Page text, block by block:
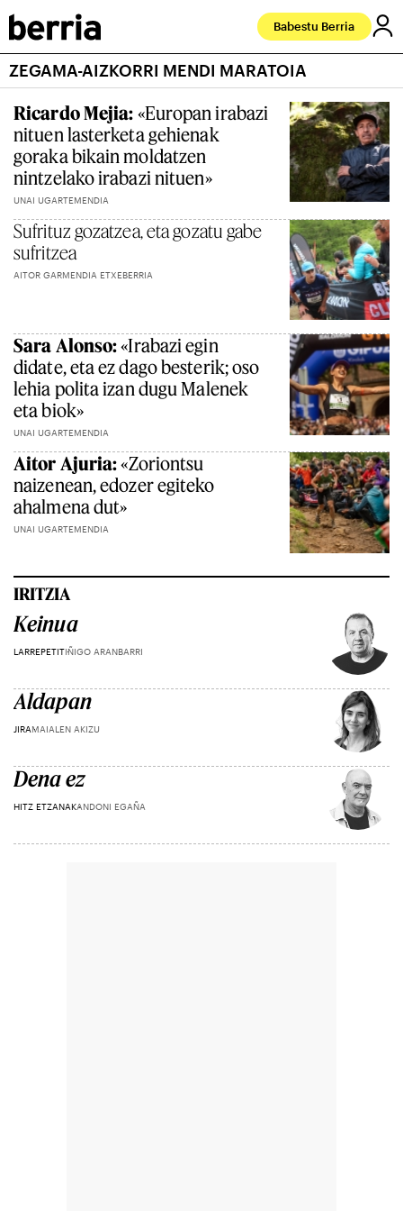
Babestu Berria
ZEGAMA-AIZKORRI MENDI MARATOIA
Ricardo Mejia: «Europan irabazi
nituen lasterketa gehienak
goraka bikain moldatzen
nintzelako irabazi nituen»
UNAI UGARTEMENDIA
Sufrituz gozatzea, eta gozatu gabe
sufritzea
AITOR GARMENDIA ETXEBERRIA
Sara Alonso:«Irabazi egin
didate, eta ez dago besterik; oso
lehia polita izan dugu Malenek
eta biok»
UNAI UGARTEMENDIA
Aitor Ajuria:«Zoriontsu
naizenean, edozer egiteko
ahalmena dut»
UNAI UGARTEMENDIA
IRITZIA
Keinua
LARREPETITIÑIGO ARANBARRI
Aldapan
JIRAMAIALEN AKIZU
Dena ez
HITZ ETZANAKANDONI EGAÑA